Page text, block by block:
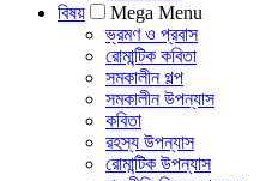
বিষয়
Mega Menu
ভ্রমণ ও প্রবাস
রোমান্টিক কবিতা
সমকালীন গল্প
সমকালীন উপন্যাস
কবিতা
রহস্য উপন্যাস
রোমান্টিক উপন্যাস